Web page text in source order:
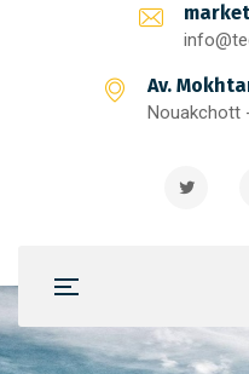
Av.
Nouakchott